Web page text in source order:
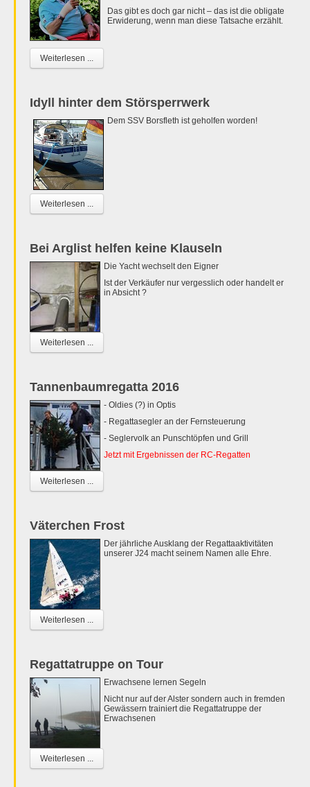
Das gibt es doch gar nicht – das ist die obligate
Erwiderung, wenn man diese Tatsache erzählt.
Weiterlesen ...
Idyll hinter dem Störsperrwerk
Dem SSV Borsfleth ist geholfen worden!
Weiterlesen ...
Bei Arglist helfen keine Klauseln
Die Yacht wechselt den Eigner
Ist der Verkäufer nur vergesslich oder handelt er
in Absicht ?
Weiterlesen ...
Tannenbaumregatta 2016
- Oldies (?) in Optis
- Regattasegler an der Fernsteuerung
- Seglervolk an Punschtöpfen und Grill
Jetzt mit Ergebnissen der RC-Regatten
Weiterlesen ...
Väterchen Frost
Der jährliche Ausklang der Regattaaktivitäten
unserer J24 macht seinem Namen alle Ehre.
Weiterlesen ...
Regattatruppe on Tour
Erwachsene lernen Segeln
Nicht nur auf der Alster sondern auch in fremden
Gewässern trainiert die Regattatruppe der
Erwachsenen
Weiterlesen ...